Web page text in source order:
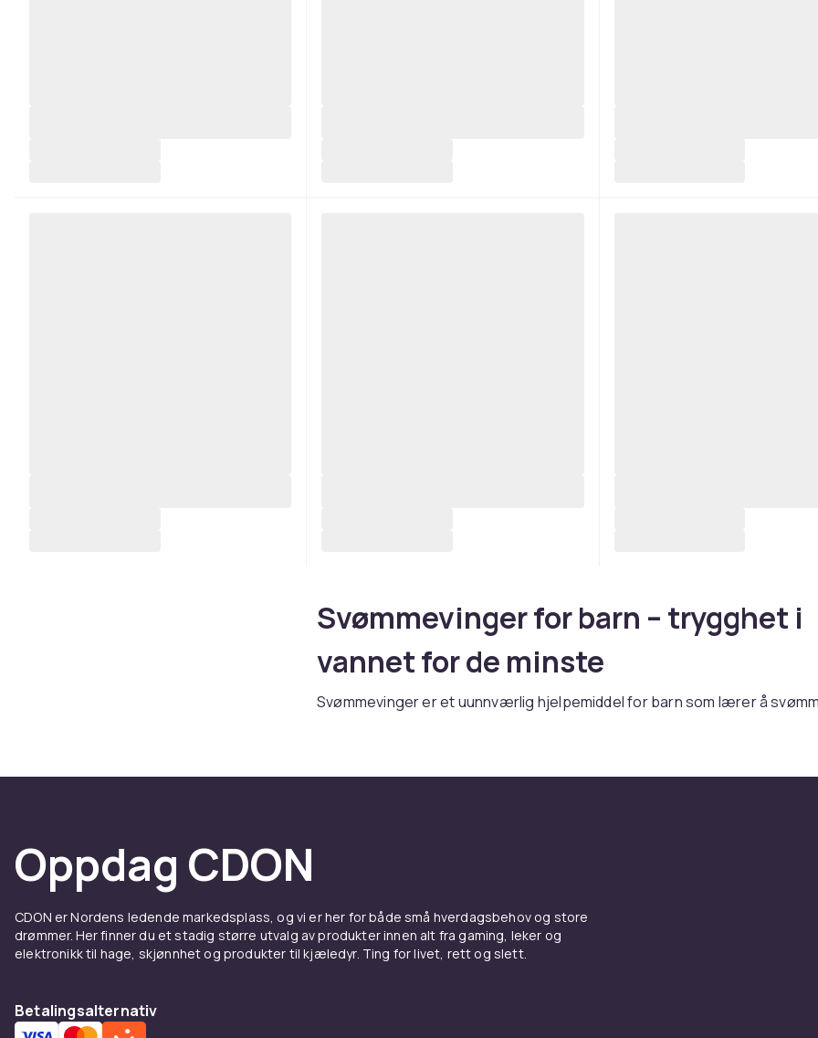
Svømmevinger for barn – trygghet i
vannet for de minste
Svømmevinger er et uunnværlig hjelpemiddel for barn som lærer å
ekstra oppdrift og trygghet i vannet, slik at barnet kan bevege seg fritt
skuldrene. Husk at svømmevinger gir ekstra oppdrift, men ikke er
Størrelsesveiledning for
Oppdag CDON
CDON er Nordens ledende markedsplass, og vi er her for både små hverdagsbehov og store
drømmer. Her finner du et stadig større utvalg av produkter innen alt fra gaming, leker og
elektronikk til hage, skjønnhet og produkter til kjæledyr. Ting for livet, rett og slett.
Betalingsalternativ